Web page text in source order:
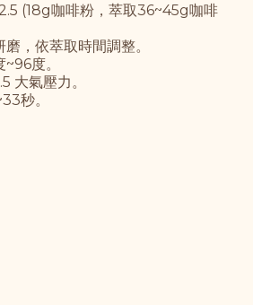
(18g咖啡粉，萃取36~45g咖啡
磨，依萃取時間調整。
~96度。
大氣壓力。
秒。